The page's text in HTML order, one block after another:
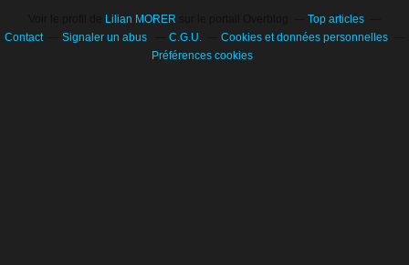
Lilian MORER
Top articles
Contact
Signaler un abus C.G.U.
Cookies et données personnelles
Préférences cookies